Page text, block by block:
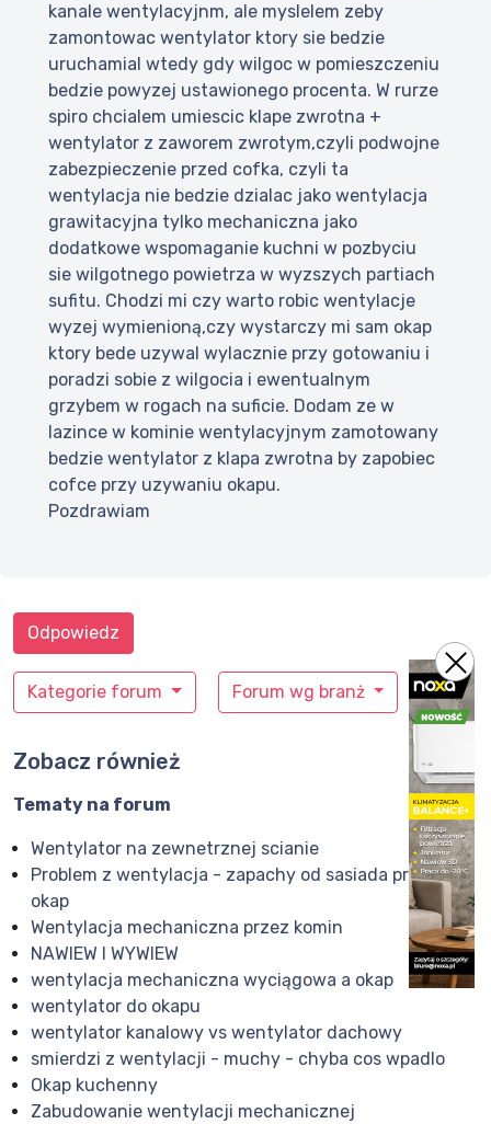
kanale wentylacyjnm, ale myslelem zeby
zamontowac wentylator ktory sie bedzie
uruchamial wtedy gdy wilgoc w pomieszczeniu
bedzie powyzej ustawionego procenta. W rurze
spiro chcialem umiescic klape zwrotna +
wentylator z zaworem zwrotym,czyli podwojne
zabezpieczenie przed cofka, czyli ta
wentylacja nie bedzie dzialac jako wentylacja
grawitacyjna tylko mechaniczna jako
dodatkowe wspomaganie kuchni w pozbyciu
sie wilgotnego powietrza w wyzszych partiach
sufitu. Chodzi mi czy warto robic wentylacje
wyzej wymienioną,czy wystarczy mi sam okap
ktory bede uzywal wylacznie przy gotowaniu i
poradzi sobie z wilgocia i ewentualnym
grzybem w rogach na suficie. Dodam ze w
lazince w kominie wentylacyjnym zamotowany
bedzie wentylator z klapa zwrotna by zapobiec
cofce przy uzywaniu okapu.
Pozdrawiam
Kategorie forum Forum wg branż
Odpowiedz
Zobacz również
Tematy na forum
Wentylator na zewnetrznej scianie
Problem z wentylacja - zapachy od sasiada przez
okap
Wentylacja mechaniczna przez komin
NAWIEW I WYWIEW
wentylacja mechaniczna wyciągowa a okap
wentylator do okapu
wentylator kanalowy vs wentylator dachowy
smierdzi z wentylacji - muchy - chyba cos wpadlo
Okap kuchenny
Zabudowanie wentylacji mechanicznej